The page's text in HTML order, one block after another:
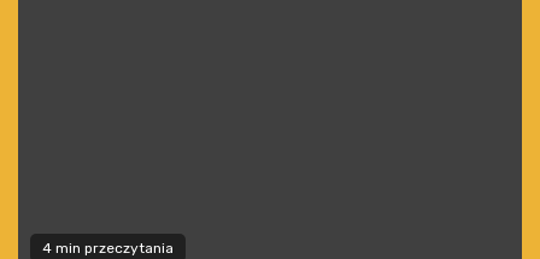
4 min przeczytania